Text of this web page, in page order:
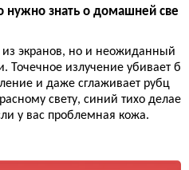
нужно знать о домашней све
экранов, но и неожиданный
излучение убивает б
и даже сглаживает рубц
свету, синий тихо делае
у вас проблемная кожа.